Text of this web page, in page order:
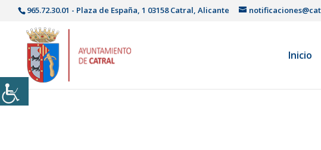
965.72.30.01 - Plaza de España, 1 03158 Catral, Alicante
Inicio